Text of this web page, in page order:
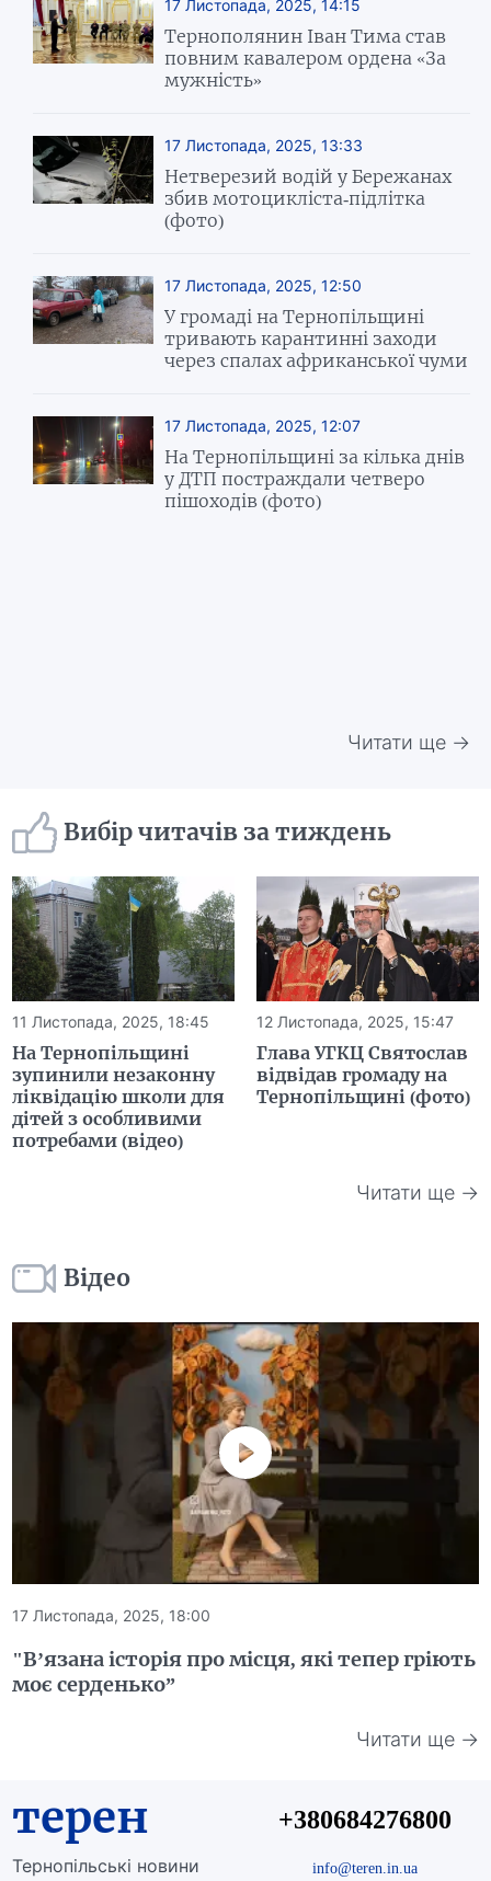
17 Листопада, 2025, 14:15
Тернополянин Іван Тима став
повним кавалером ордена «За
мужність»
17 Листопада, 2025, 13:33
Нетверезий водій у Бережанах
збив мотоцикліста-підлітка
(фото)
17 Листопада, 2025, 12:50
У громаді на Тернопільщині
тривають карантинні заходи
через спалах африканської чуми
17 Листопада, 2025, 12:07
На Тернопільщині за кілька днів
у ДТП постраждали четверо
пішоходів (фото)
Читати ще →
Вибір читачів за тиждень
11 Листопада, 2025, 18:45
На Тернопільщині
зупинили незаконну
ліквідацію школи для
дітей з особливими
потребами (відео)
12 Листопада, 2025, 15:47
Глава УГКЦ Святослав
відвідав громаду на
Тернопільщині (фото)
Читати ще →
Відео
17 Листопада, 2025, 18:00
"В’язана історія про місця, які тепер гріють
моє серденько”
Читати ще →
терен
Тернопільські новини
+380684276800
info@teren.in.ua